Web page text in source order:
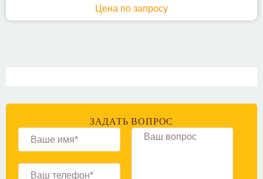
Цена по запросу
ЗАДАТЬ ВОПРОС